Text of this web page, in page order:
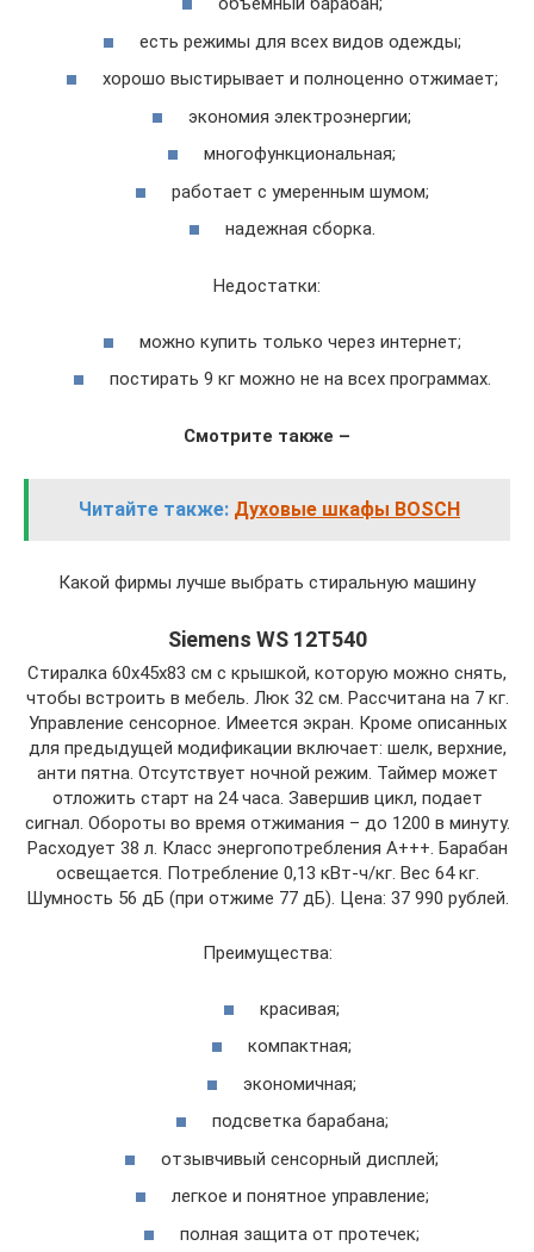
есть режимы для всех видов одежды;
хорошо выстирывает и полноценно отжимает;
экономия электроэнергии;
многофункциональная;
работает с умеренным шумом;
надежная сборка.
Недостатки:
можно купить только через интернет;
постирать 9 кг можно не на всех программах.
Смотрите также –
Читайте также: Духовые шкафы BOSCH
Какой фирмы лучше выбрать стиральную машину
Siemens WS 12T540
Стиралка 60х45х83 см с крышкой, которую можно снять,
чтобы встроить в мебель. Люк 32 см. Рассчитана на 7 кг.
Управление сенсорное. Имеется экран. Кроме описанных
для предыдущей модификации включает: шелк, верхние,
анти пятна. Отсутствует ночной режим. Таймер может
отложить старт на 24 часа. Завершив цикл, подает
сигнал. Обороты во время отжимания – до 1200 в минуту.
Расходует 38 л. Класс энергопотребления А+++. Барабан
освещается. Потребление 0,13 кВт-ч/кг. Вес 64 кг.
Шумность 56 дБ (при отжиме 77 дБ). Цена: 37 990 рублей.
Преимущества:
красивая;
компактная;
экономичная;
подсветка барабана;
отзывчивый сенсорный дисплей;
легкое и понятное управление;
полная защита от протечек;